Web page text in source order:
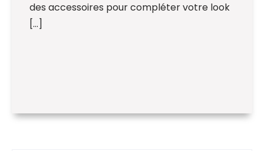
des accessoires pour compléter votre look
[…]